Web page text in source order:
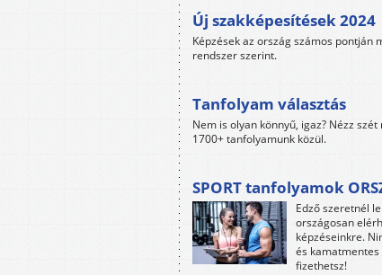
Új szakképesítések 2024
Képzések az ország számos pontján
rendszer szerint.
Tanfolyam választás
Nem is olyan könnyű, igaz? Nézz
1700+ tanfolyamunk közül.
SPORT tanfolyamok
Edző szeretnél
országosan
képzéseinkre.
és
fizethetsz!